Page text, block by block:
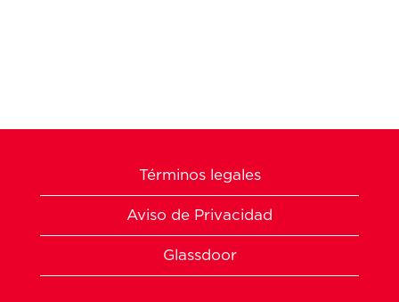
Términos legales
Aviso de Privacidad
Glassdoor